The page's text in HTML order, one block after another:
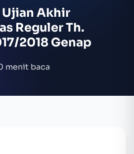
Ujian Akhir
Reguler Th.
2018 Genap
menit baca